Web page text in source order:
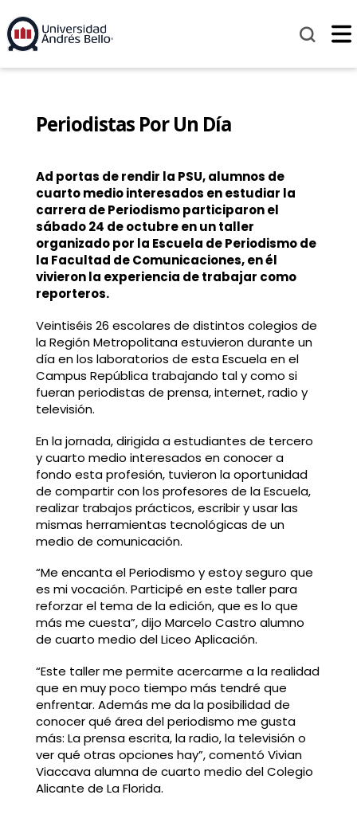
Periodistas Por Un Día
Ad portas de rendir la PSU, alumnos de
cuarto medio interesados en estudiar la
carrera de Periodismo participaron el
sábado 24 de octubre en un taller
organizado por la Escuela de Periodismo de
la Facultad de Comunicaciones, en él
vivieron la experiencia de trabajar como
reporteros.
Veintiséis 26 escolares de distintos colegios de
la Región Metropolitana estuvieron durante un
día en los laboratorios de esta Escuela en el
Campus República trabajando tal y como si
fueran periodistas de prensa, internet, radio y
televisión.
En la jornada, dirigida a estudiantes de tercero
y cuarto medio interesados en conocer a
fondo esta profesión, tuvieron la oportunidad
de compartir con los profesores de la Escuela,
realizar trabajos prácticos, escribir y usar las
mismas herramientas tecnológicas de un
medio de comunicación.
“Me encanta el Periodismo y estoy seguro que
es mi vocación. Participé en este taller para
reforzar el tema de la edición, que es lo que
más me cuesta”, dijo Marcelo Castro alumno
de cuarto medio del Liceo Aplicación.
“Este taller me permite acercarme a la realidad
que en muy poco tiempo más tendré que
enfrentar. Además me da la posibilidad de
conocer qué área del periodismo me gusta
más: La prensa escrita, la radio, la televisión o
ver qué otras opciones hay”, comentó Vivian
Viaccava alumna de cuarto medio del Colegio
Alicante de La Florida.